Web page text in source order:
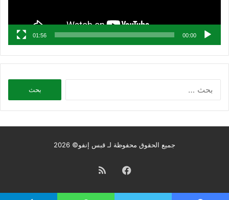
00:00
01:56
جميع الحقوق محفوظة لـ قبس إنفو© 2026
فيسبوكملخص
الموقع